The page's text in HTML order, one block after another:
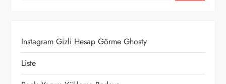
i
Instagram Gizli Hesap Görme Ghosty
Liste